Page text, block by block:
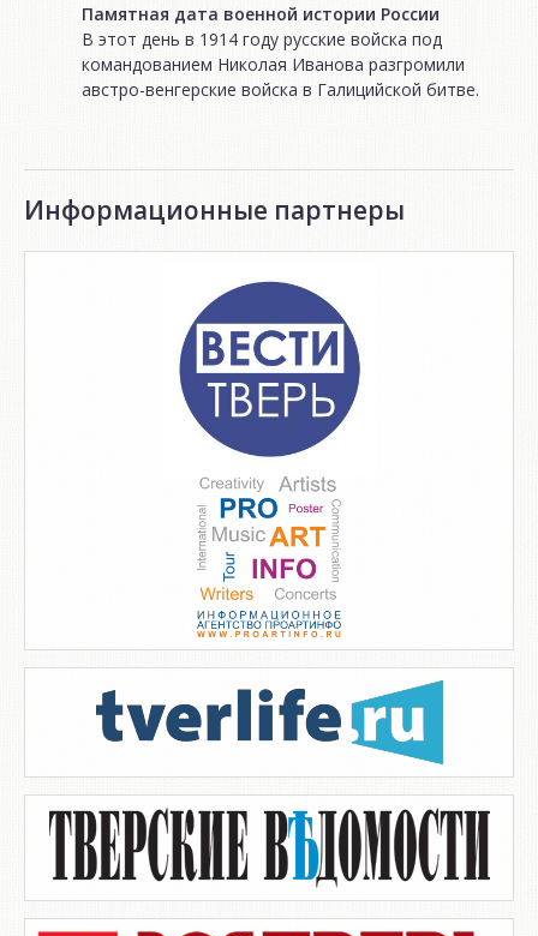
Памятная дата военной истории России
В этот день в 1914 году русские войска под
командованием Николая Иванова разгромили
австро-венгерские войска в Галицийской битве.
Информационные партнеры